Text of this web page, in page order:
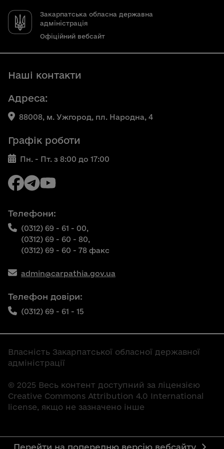
Закарпатська обласна державна
адміністрація
Офіційний вебсайт
Наші контакти
Адреса:
88008, м. Ужгород, пл. Народна, 4
Графік роботи
Пн. - Пт. з 8:00 до 17:00
Телефони:
(0312) 69 - 61 - 00,
(0312) 69 - 60 - 80,
(0312) 69 - 60 - 78 факс
admin@carpathia.gov.ua
Телефон довіри:
(0312) 69 - 61 - 15
Власність Закарпатської обласної державної
адміністрації
© 2025 Весь контент доступний за ліцензією
Creative Commons Attribution 4.0 International
license, якщо не зазначено інше
Перейти на попередню версію вебсайту